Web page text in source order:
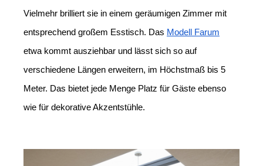
Vielmehr brilliert sie in einem geräumigen Zimmer mit
entsprechend großem Esstisch. Das Modell Farum
etwa kommt ausziehbar und lässt sich so auf
verschiedene Längen erweitern, im Höchstmaß bis 5
Meter. Das bietet jede Menge Platz für Gäste ebenso
wie für dekorative Akzentstühle.